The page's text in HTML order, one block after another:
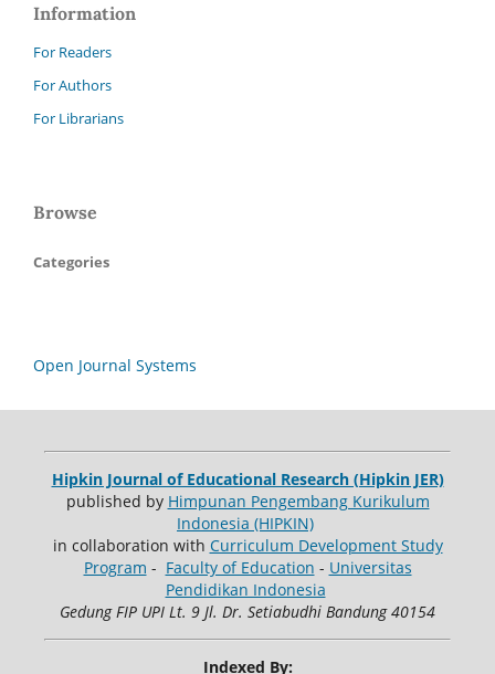
Information
For Readers
For Authors
For Librarians
Browse
Categories
Open Journal Systems
Hipkin Journal of Educational Research (Hipkin JER)
published by Himpunan Pengembang Kurikulum
Indonesia (HIPKIN)
in collaboration with Curriculum Development Study
Program - Faculty of Education - Universitas
Pendidikan Indonesia
Gedung FIP UPI Lt. 9 Jl. Dr. Setiabudhi Bandung 40154
Indexed By: